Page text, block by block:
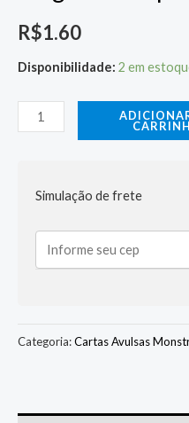
R$1.60
Disponibilidade: 2 em
Simulação de frete
Categoria:Cartas Avulsas